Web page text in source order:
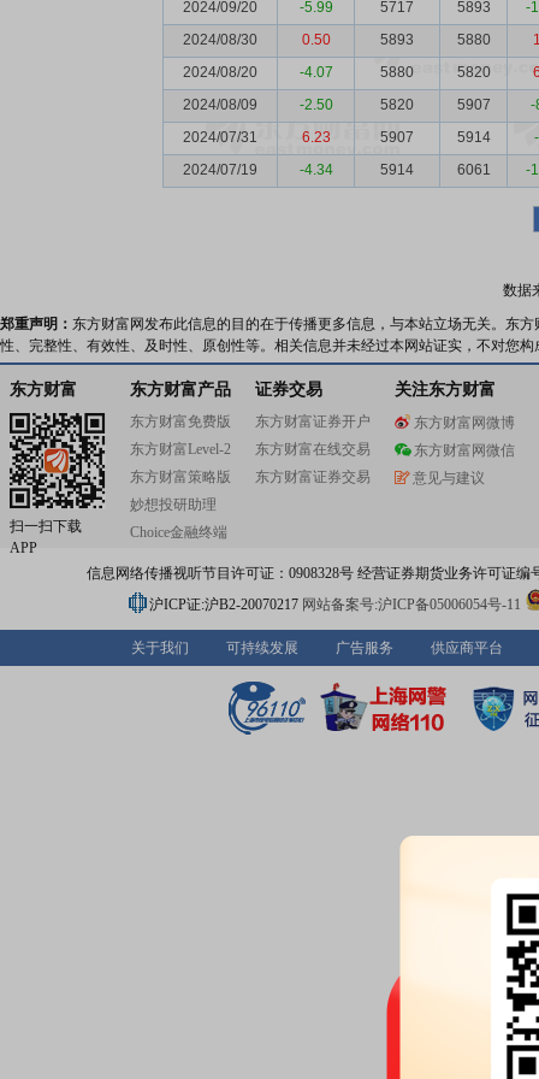
2024/09/20
-5.99 5717 5893
-
2024/08/30
0.50 5893 5880
2024/08/20
-4.07 5880 5820
2024/08/09
-2.50 5820 5907
-
2024/07/31
6.23 5907 5914
2024/07/19
-4.34 5914 6061 -
数据
郑重声明： 东方财富网发布此信息的目的在于传播更多信息，与本站立场无关。东
性、完整性、有效性、及时性、原创性等。相关信息并未经过本网站证实，不对您
东方财富
扫一扫下载
APP
东方财富产品
东方财富免费版
东方财富Level-2
东方财富策略版
妙想投研助理
Choice金融终端
证券交易
东方财富证券开户
东方财富在线交易
东方财富证券交易
关注东方财富
东方财富网微博
东方财富网微信
意见与建议
信息网络传播视听节目许可证：0908328号 经营证券期货业务许可证编
沪ICP证:沪B2-20070217 网站备案号:沪ICP备05006054号-11
关于我们 可持续发展 广告服务 供应商平台